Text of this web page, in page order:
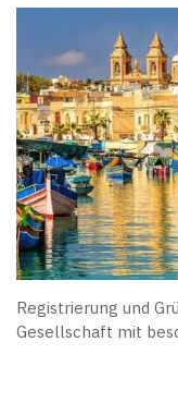
Registrierung und
Gesellschaft mit